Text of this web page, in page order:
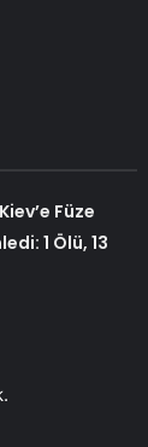
Füze
1 Ölü, 13